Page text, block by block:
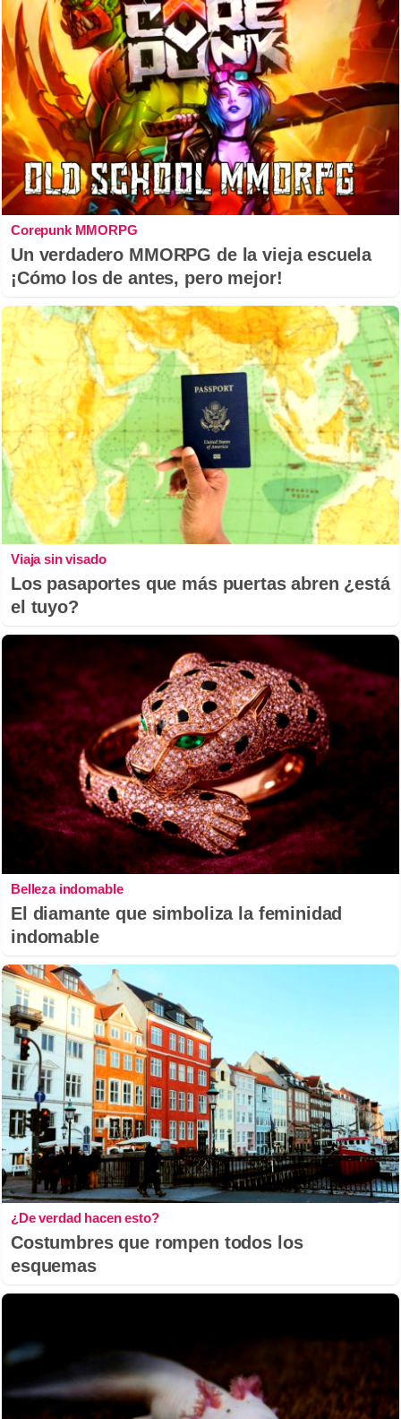
Corepunk MMORPG
Un verdadero MMORPG de la vieja escuela
¡Cómo los de antes, pero mejor!
Viaja sin visado
Los pasaportes que más puertas abren ¿está
el tuyo?
Belleza indomable
El diamante que simboliza la feminidad
indomable
¿De verdad hacen esto?
Costumbres que rompen todos los
esquemas